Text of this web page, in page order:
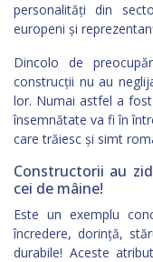
personalități din
europeni și
Dincolo de
construcții nu au
lor. Numai astfel a
însemnătate va fi în
care trăiesc și simt
Constructorii au
cei de mâine!
Este un exemplu
încredere, dorință,
durabile! Aceste